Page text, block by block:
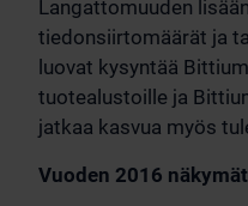
Langattomuuden
tiedonsiirtomäärät ja
luovat kysyntää
tuotealustoille ja
jatkaa kasvua myös
Vuoden 2016 näkymät